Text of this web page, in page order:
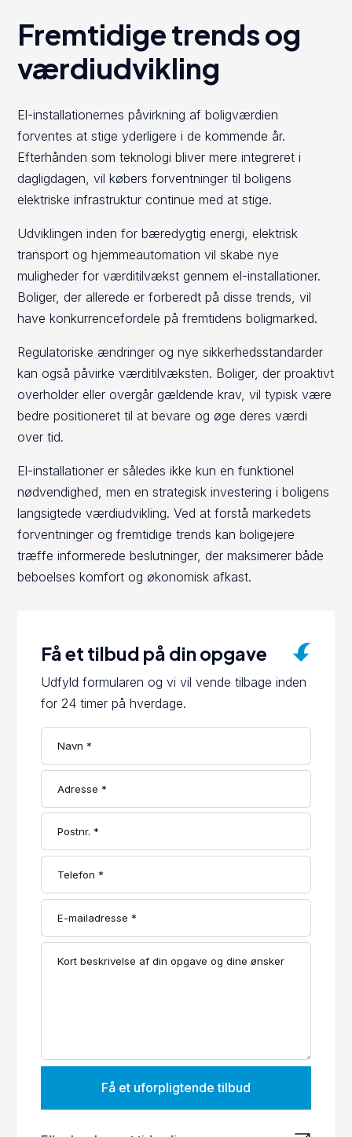
Fremtidige trends og
værdiudvikling
El-installationernes påvirkning af boligværdien
forventes at stige yderligere i de kommende år.
Efterhånden som teknologi bliver mere integreret i
dagligdagen, vil købers forventninger til boligens
elektriske infrastruktur continue med at stige.
Udviklingen inden for bæredygtig energi, elektrisk
transport og hjemmeautomation vil skabe nye
muligheder for værditilvækst gennem el-installationer.
Boliger, der allerede er forberedt på disse trends, vil
have konkurrencefordele på fremtidens boligmarked.
Regulatoriske ændringer og nye sikkerhedsstandarder
kan også påvirke værditilvæksten. Boliger, der proaktivt
overholder eller overgår gældende krav, vil typisk være
bedre positioneret til at bevare og øge deres værdi
over tid.
El-installationer er således ikke kun en funktionel
nødvendighed, men en strategisk investering i boligens
langsigtede værdiudvikling. Ved at forstå markedets
forventninger og fremtidige trends kan boligejere
træffe informerede beslutninger, der maksimerer både
beboelses komfort og økonomisk afkast.
Få et tilbud på din opgave
Udfyld formularen og vi vil vende tilbage inden
for 24 timer på hverdage.
Få et uforpligtende tilbud